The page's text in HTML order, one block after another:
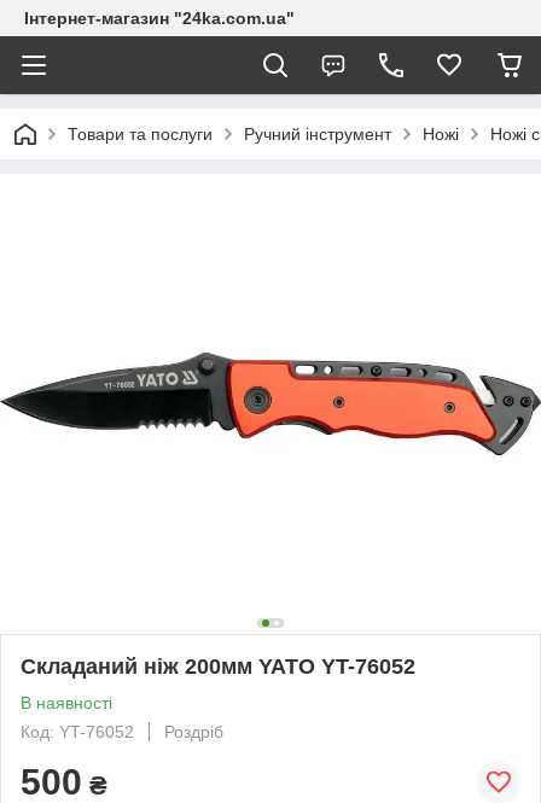
Інтернет-магазин "24ka.com.ua"
Товари та послуги Ручний інструмент Ножі Ножі
Складаний ніж 200мм YATO YT-76052
В наявності
Код: YT-76052
Роздріб
500 ₴